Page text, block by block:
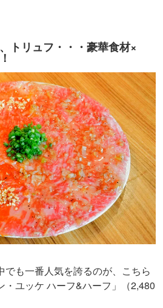
トリュフ・・・豪華食材×
でも一番人気を誇るのが、こちら
・ユッケ ハーフ&ハーフ」（2,480